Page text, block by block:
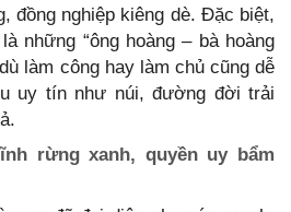
đồng nghiệp kiêng dè. Đặc biệt,
những “ông hoàng – bà hoàng
làm công hay làm chủ cũng dễ
uy tín như núi, đường đời trải
rừng xanh, quyền uy bẩm